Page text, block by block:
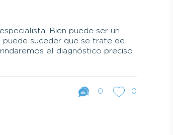
Bien puede ser un
suceder que se trate de
el diagnóstico preciso
0 0